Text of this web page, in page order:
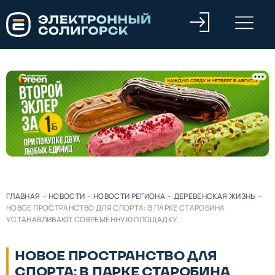
ГЛАВНАЯ - НОВОСТИ - НОВОСТИ РЕГИОНА - ДЕРЕВЕНСКАЯ ЖИЗНЬ -
НОВОЕ ПРОСТРАНСТВО ДЛЯ СПОРТА: В ПАРКЕ СТАРОБИНА
УСТАНАВЛИВАЮТ СОВРЕМЕННУЮ ПЛОЩАДКУ
НОВОЕ ПРОСТРАНСТВО ДЛЯ
СПОРТА: В ПАРКЕ СТАРОБИНА